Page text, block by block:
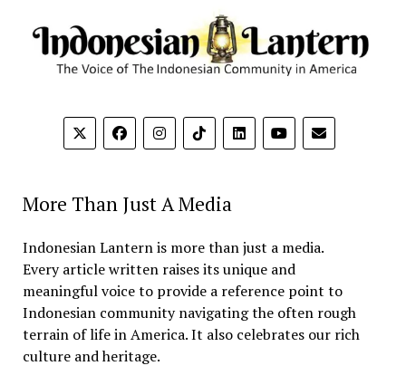
More Than Just A Media
Indonesian Lantern is more than just a media.
Every article written raises its unique and
meaningful voice to provide a reference point to
Indonesian community navigating the often rough
terrain of life in America. It also celebrates our rich
culture and heritage.